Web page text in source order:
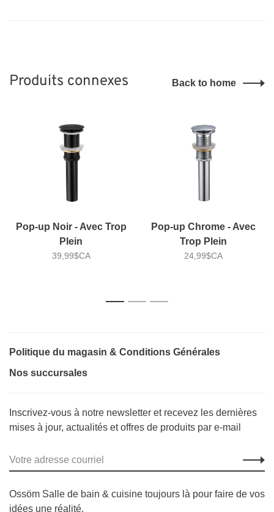
Produits connexes Back to home
Pop-up Noir - Avec Trop
Plein
39,99$CA
Pop-up Chrome - Avec
Trop Plein
24,99$CA
1 2 3
Politique du magasin & Conditions Générales
Nos succursales
Inscrivez-vous à notre newsletter et recevez les dernières
mises à jour, actualités et offres de produits par e-mail
Ossöm Salle de bain & cuisine toujours là pour faire de vos
idées une réalité.